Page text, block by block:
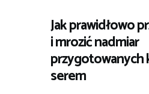
Jak prawidłowo
i mrozić nadmiar
przygotowanych
serem